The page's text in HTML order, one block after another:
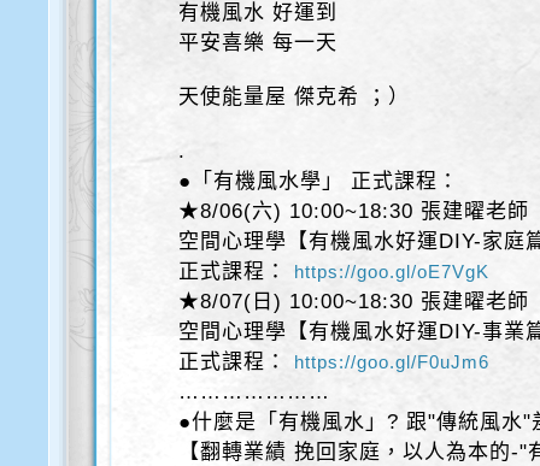
有機風水 好運到
平安喜樂 每一天
天使能量屋 傑克希 ；）
.
●「有機風水學」 正式課程：
★8/06(六) 10:00~18:30 張建曜老師
空間心理學【有機風水好運DIY-家庭
正式課程： https://goo.gl/oE7VgK
★8/07(日) 10:00~18:30 張建曜老師
空間心理學【有機風水好運DIY-事業
正式課程： https://goo.gl/F0uJm6
…………………
●什麼是「有機風水」? 跟"傳統風水"
【翻轉業績 挽回家庭，以人為本的-"